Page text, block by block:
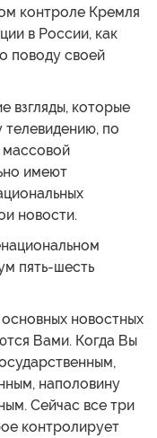
контроле Кремля
в России, как
поводу своей
взгляды, которые
телевидению, по
массовой
имеют
новости.
пять-шесть
новостных
Вами. Когда Вы
наполовину
Сейчас все три
контролирует